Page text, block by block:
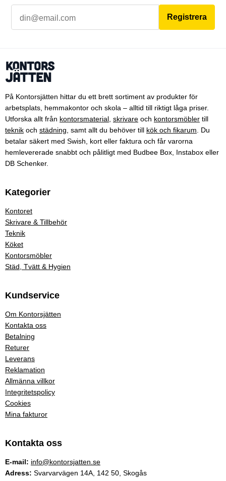
Registrera
På Kontorsjätten hittar du ett brett sortiment av produkter för
arbetsplats, hemmakontor och skola – alltid till riktigt låga priser.
Utforska allt från kontorsmaterial skrivare och kontorsmöbler till
teknik och städning , samt allt du behöver till kök och fikarum . Du
betalar säkert med Swish, kort eller faktura och får varorna
hemlevererade snabbt och pålitligt med Budbee Box, Instabox eller
DB Schenker.
Kategorier
Kontoret
Skrivare & Tillbehör
Teknik
Köket
Kontorsmöbler
Städ, Tvätt & Hygien
Kundservice
Om Kontorsjätten
Kontakta oss
Betalning
Returer
Leverans
Reklamation
Allmänna villkor
Integritetspolicy
Cookies
Mina fakturor
Kontakta oss
E-mail: info@kontorsjatten.se
Adress: Svarvarvägen 14A, 142 50, Skogås